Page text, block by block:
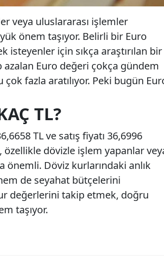
veya uluslararası işlemler
önem taşıyor. Belirli bir Euro
isteyenler için sıkça araştırılan bir
Euro değeri çokça gündem
çok fazla aratılıyor. Peki bugün
TL?
TL ve satış fiyatı 36,6996
özellikle dövizle işlem yapanlar
önemli. Döviz kurlarındaki anlık
de seyahat bütçelerini
değerlerini takip etmek, doğru
taşıyor.